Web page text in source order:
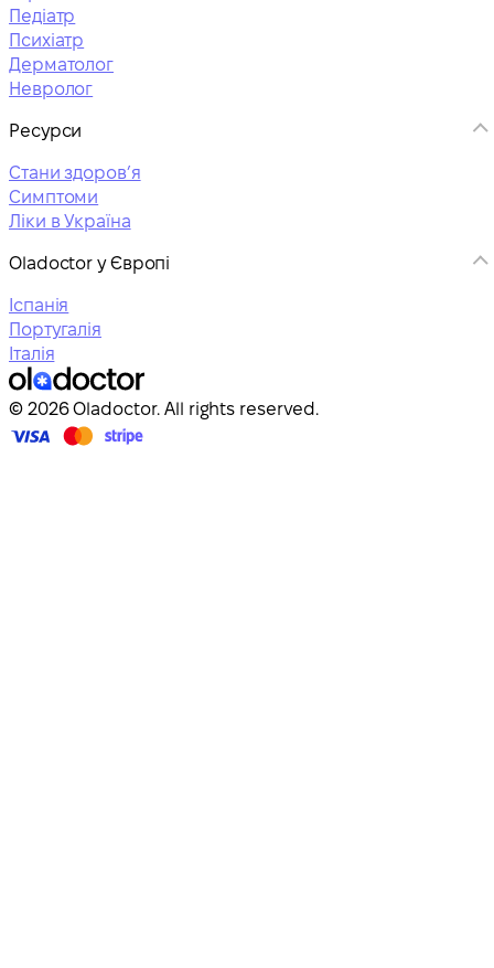
Педіатр
Психіатр
Дерматолог
Невролог
Ресурси
Стани здоровʼя
Симптоми
Ліки в Україна
Oladoctor у Європі
Іспанія
Португалія
Італія
© 2026 Oladoctor. All rights reserved.